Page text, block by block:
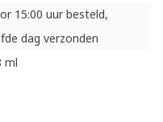
15:00 uur besteld,
dag verzonden
ml